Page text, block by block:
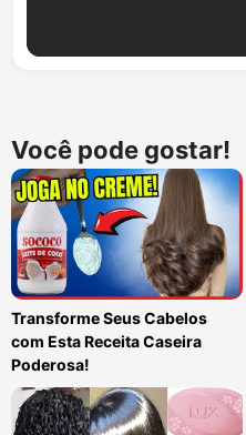
Você pode gostar!
Transforme Seus Cabelos
com Esta Receita Caseira
Poderosa!